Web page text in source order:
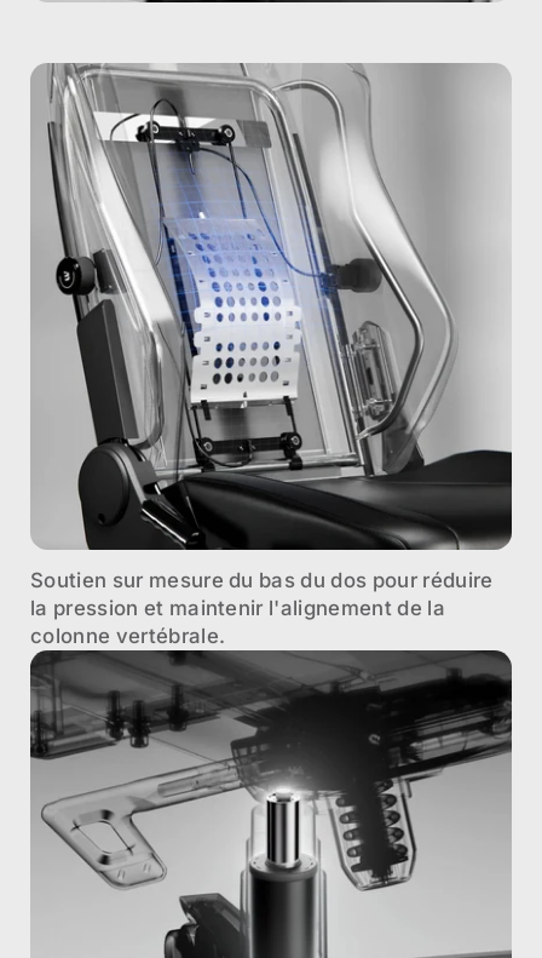
Soutien sur mesure du bas du dos pour réduire
la pression et maintenir l'alignement de la
colonne vertébrale.